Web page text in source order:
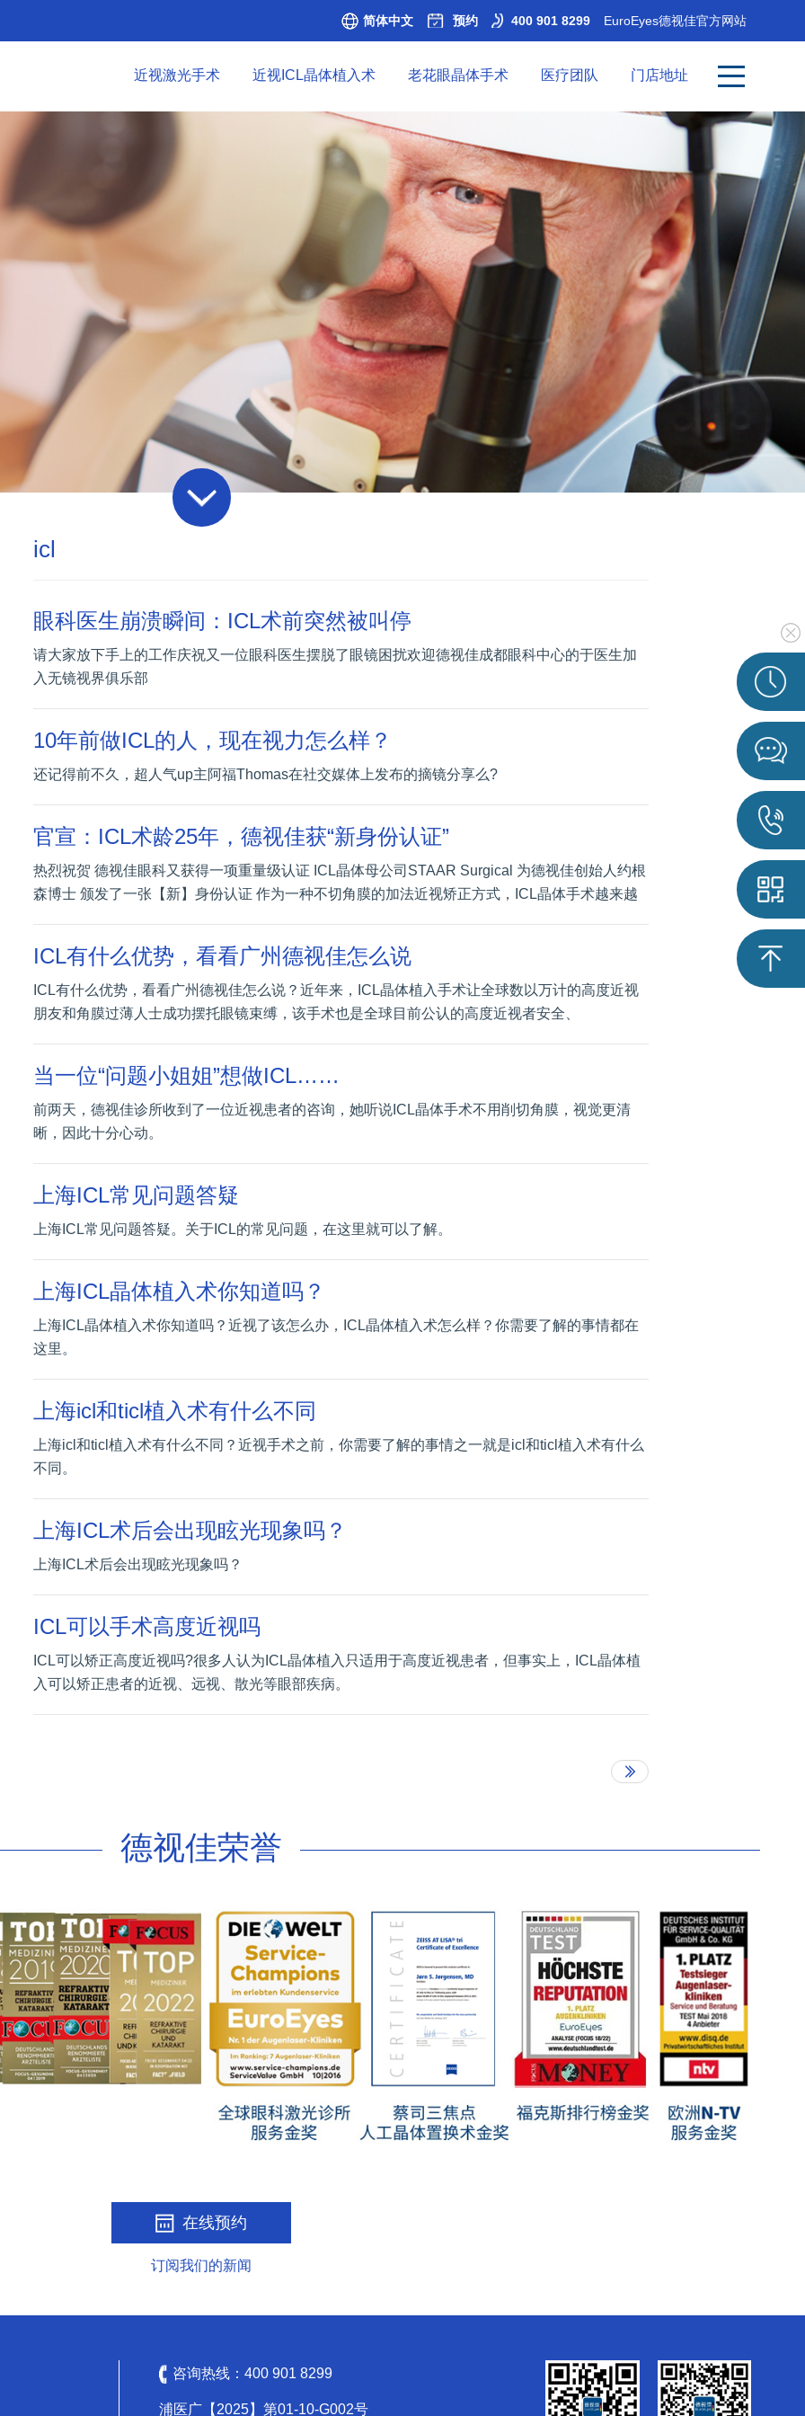
预约 400 901 8299 EuroEyes德视佳官方网站
简体中文
近视激光手术 近视ICL晶体植入术 老花眼晶体手术 医疗团队 门店地址
icl
眼科医生崩溃瞬间：ICL术前突然被叫停
请大家放下手上的工作庆祝又一位眼科医生摆脱了眼镜困扰欢迎德视佳成都眼科中心的于医生加
入无镜视界俱乐部
10年前做ICL的人，现在视力怎么样？
还记得前不久，超人气up主阿福Thomas在社交媒体上发布的摘镜分享么?
官宣：ICL术龄25年，德视佳获“新身份认证”
热烈祝贺 德视佳眼科又获得一项重量级认证 ICL晶体母公司STAAR Surgical 为德视佳创始人约根
森博士 颁发了一张【新】身份认证 作为一种不切角膜的加法近视矫正方式，ICL晶体手术越来越
ICL有什么优势，看看广州德视佳怎么说
ICL有什么优势，看看广州德视佳怎么说？近年来，ICL晶体植入手术让全球数以万计的高度近视
朋友和角膜过薄人士成功摆托眼镜束缚，该手术也是全球目前公认的高度近视者安全、
当一位“问题小姐姐”想做ICL……
前两天，德视佳诊所收到了一位近视患者的咨询，她听说ICL晶体手术不用削切角膜，视觉更清
晰，因此十分心动。
上海ICL常见问题答疑
上海ICL常见问题答疑。关于ICL的常见问题，在这里就可以了解。
上海ICL晶体植入术你知道吗？
上海ICL晶体植入术你知道吗？近视了该怎么办，ICL晶体植入术怎么样？你需要了解的事情都在
这里。
上海icl和ticl植入术有什么不同
上海icl和ticl植入术有什么不同？近视手术之前，你需要了解的事情之一就是icl和ticl植入术有什么
不同。
上海ICL术后会出现眩光现象吗？
上海ICL术后会出现眩光现象吗？
ICL可以手术高度近视吗
ICL可以矫正高度近视吗?很多人认为ICL晶体植入只适用于高度近视患者，但事实上，ICL晶体植
入可以矫正患者的近视、远视、散光等眼部疾病。
德视佳荣誉
在线预约
订阅我们的新闻
咨询热线： 400 901 8299
浦医广【2025】第01-10-G002号